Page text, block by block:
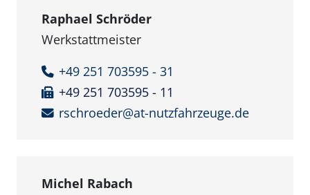
Raphael Schröder
Werkstattmeister
+49 251 703595 - 31
+49 251 703595 - 11
rschroeder@at-nutzfahrzeuge.de
Michel Rabach